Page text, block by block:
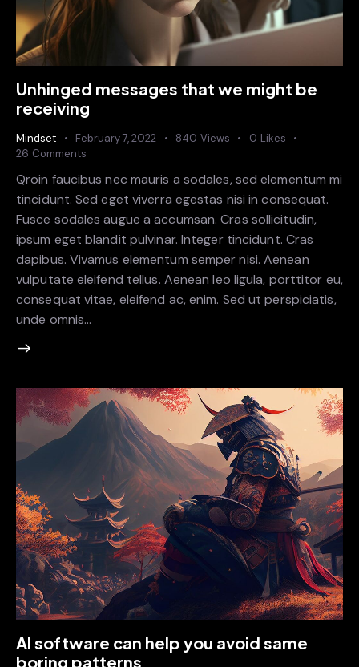
Unhinged messages that we might be
receiving
Mindset February 7, 2022 840 Views 0 Likes
26 Comments
Qroin faucibus nec mauris a sodales, sed elementum mi
tincidunt. Sed eget viverra egestas nisi in consequat.
Fusce sodales augue a accumsan. Cras sollicitudin,
ipsum eget blandit pulvinar. Integer tincidunt. Cras
dapibus. Vivamus elementum semper nisi. Aenean
vulputate eleifend tellus. Aenean leo ligula, porttitor eu,
consequat vitae, eleifend ac, enim. Sed ut perspiciatis,
unde omnis…
AI software can help you avoid same
boring patterns